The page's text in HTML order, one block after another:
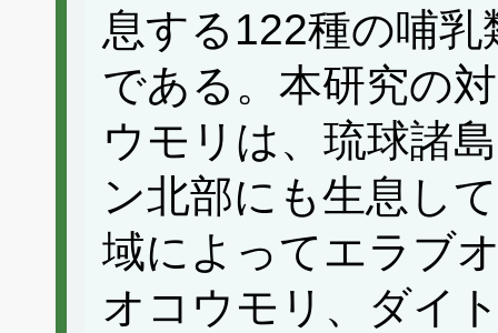
息する122種の哺
である。本研究の
ウモリは、琉球諸
ン北部にも生息し
域によってエラブ
オコウモリ、ダイ